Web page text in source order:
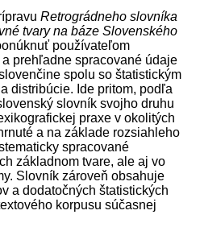
Retrográdneho slovníka
tvary na báze Slovenského
používateľom
prehľadne spracované údaje
spolu so štatistickým
distribúcie. Ide pritom, podľa
slovník svojho druhu
praxe v okolitých
a na základe rozsiahleho
spracované
základnom tvare, ale aj vo
Slovník zároveň obsahuje
a dodatočných štatistických
korpusu súčasnej